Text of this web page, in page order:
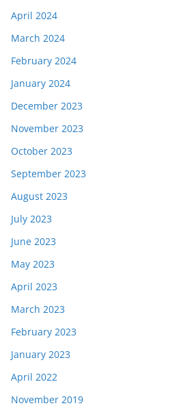
April 2024
March 2024
February 2024
January 2024
December 2023
November 2023
October 2023
September 2023
August 2023
July 2023
June 2023
May 2023
April 2023
March 2023
February 2023
January 2023
April 2022
November 2019